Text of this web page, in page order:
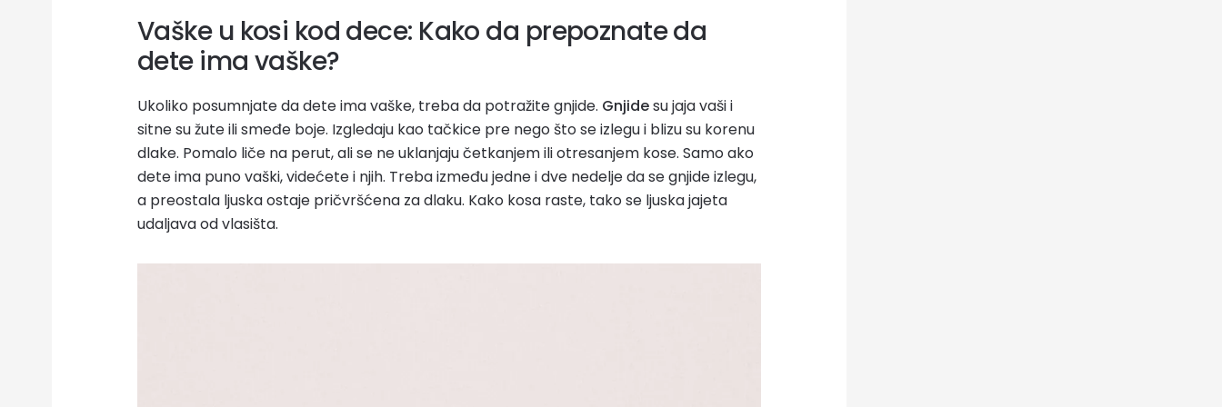
Vaške u kosi kod dece: Kako da prepoznate da
dete ima vaške?
Ukoliko posumnjate da dete ima vaške, treba da potražite gnjide. Gnjidesu jaja vaši i
sitne su žute ili smeđe boje. Izgledaju kao tačkice pre nego što se izlegu i blizu su korenu
dlake. Pomalo liče na perut, ali se ne uklanjaju četkanjem ili otresanjem kose. Samo ako
dete ima puno vaški, videćete i njih. Treba između jedne i dve nedelje da se gnjide izlegu,
a preostala ljuska ostaje pričvršćena za dlaku. Kako kosa raste, tako se ljuska jajeta
udaljava od vlasišta.